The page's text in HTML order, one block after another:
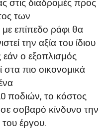
στις διαδρομές προς
των
επίπεδο ράφι θα
την αξία του ίδιου
ο εξοπλισμός
πιο οικονομικά
ποδιών, το κόστος
σοβαρό κίνδυνο την
έργου.